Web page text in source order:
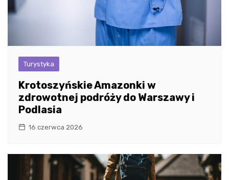
Turystyka
Krotoszyńskie Amazonki w
zdrowotnej podróży do Warszawy i
Podlasia
16 czerwca 2026